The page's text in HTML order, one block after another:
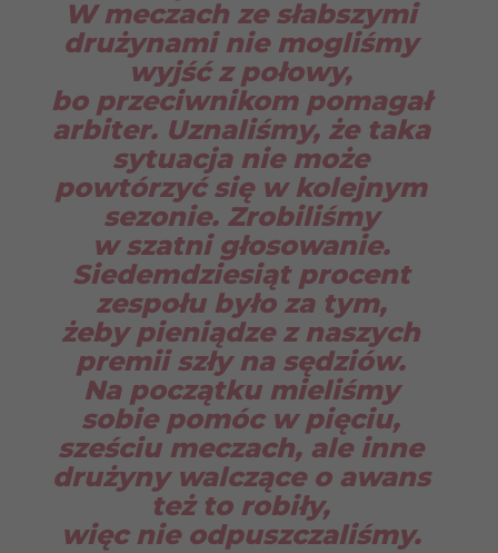
W meczach ze słabszymi
drużynami nie mogliśmy
wyjść z połowy,
bo przeciwnikom pomagał
arbiter. Uznaliśmy, że taka
sytuacja nie może
powtórzyć się w kolejnym
sezonie. Zrobiliśmy
w szatni głosowanie.
Siedemdziesiąt procent
zespołu było za tym,
żeby pieniądze z naszych
premii szły na sędziów.
Na początku mieliśmy
sobie pomóc w pięciu,
sześciu meczach, ale inne
drużyny walczące o awans
też to robiły,
więc nie odpuszczaliśmy.